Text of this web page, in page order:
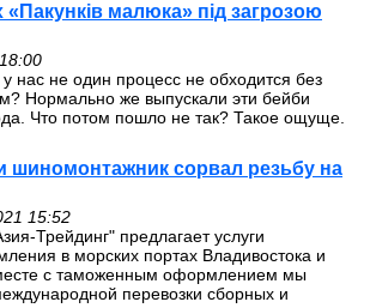
«Пакунків малюка» під загрозою
нас не один процесс не обходится без
Нормально же выпускали эти бейби
Что потом пошло не так? Такое ощуще.
шиномонтажник сорвал резьбу на
15:52
Трейдинг" предлагает услуги
в морских портах Владивостока и
с таможенным оформлением мы
перевозки сборных и